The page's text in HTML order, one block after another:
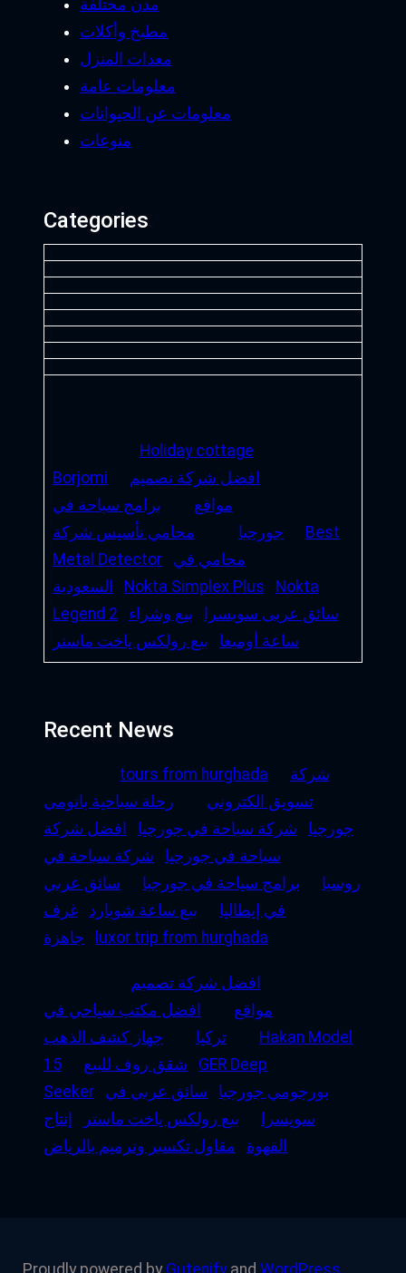
مدن مختلفة
مطبخ وأكلات
معدات المنزل
معلومات عامة
معلومات عن الحيوانات
منوعات
Categories
Holiday cottage
Borjomi
افضل شركة تصميم
مواقع
برامج سياحة في
جورجيا
محامي تأسيس شركة
Best
Metal Detector
محامي في
السعودية
Nokta Simplex Plus
Nokta
Legend 2
سائق عربى سويسرا
بيع وشراء
ساعة أوميغا
بيع رولكس ياخت ماستر
Recent News
tours from hurghada
شركة
تسويق الكتروني
رحلة سياحية باتومي
جورجيا
شركة سياحة في جورجيا
افضل شركة
سياحة في جورجيا
شركة سياحة في
روسيا
برامج سياحة في جورجيا
سائق عربي
في إيطاليا
بيع ساعة شوبارد
غرف
جاهزة
luxor trip from hurghada
افضل شركة تصميم
مواقع
افضل مكتب سياحي في
تركيا
جهاز كشف الذهب
Hakan Model
15
شقق روف للبيع
GER Deep
Seeker
بورجومي جورجيا
سائق عربي في
سويسرا
بيع رولكس ياخت ماستر
إنتاج
القهوة
مقاول تكسير وترميم بالرياض